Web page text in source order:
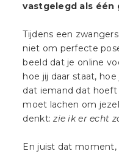
vastgelegd als één
Tijdens een
niet om perfecte
beeld dat je online
hoe jij daar staat,
dat iemand dat
moet lachen om
denkt:zie ik er echt
En juist dat